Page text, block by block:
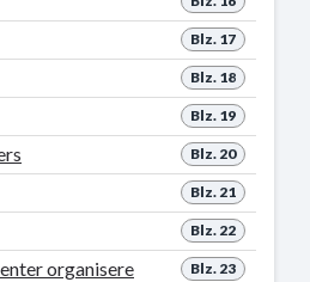
Blz. 17
Blz. 18
Blz. 19
Blz. 20
Blz. 21
Blz. 22
Blz. 23
organisere